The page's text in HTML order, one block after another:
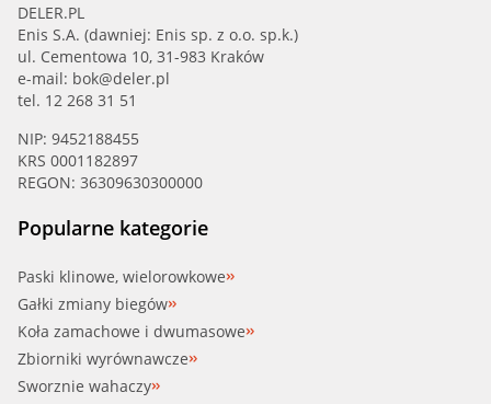
DELER.PL
Enis S.A. (dawniej: Enis sp. z o.o. sp.k.)
ul. Cementowa 10, 31-983 Kraków
e-mail: bok@deler.pl
tel. 12 268 31 51
NIP: 9452188455
KRS 0001182897
REGON: 36309630300000
Popularne kategorie
Paski klinowe, wielorowkowe
Gałki zmiany biegów
Koła zamachowe i dwumasowe
Zbiorniki wyrównawcze
Sworznie wahaczy